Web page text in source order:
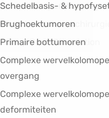
Complexe operaties
Functionele neurochirurgie
- Deep Brain Stimulation
- Pijn